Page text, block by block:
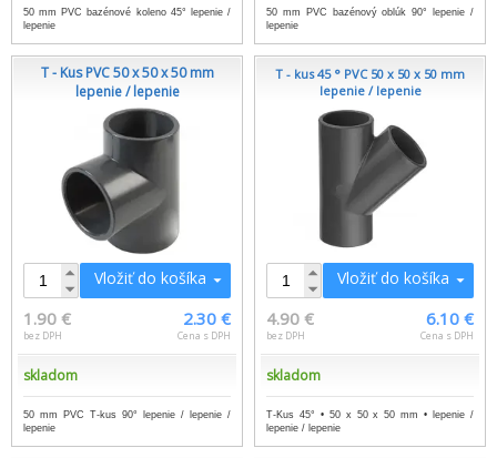
50 mm PVC bazénové koleno 45° lepenie /
lepenie
50 mm PVC bazénový oblúk 90° lepenie /
lepenie
T - Kus PVC 50 x 50 x 50 mm
lepenie / lepenie
Vložiť do košíka
1.90 €
bez DPH
2.30 €
Cena s DPH
skladom
50 mm PVC T-kus 90° lepenie / lepenie /
lepenie
T - kus 45 ° PVC 50 x 50 x 50 mm
lepenie / lepenie
Vložiť do košíka
4.90 €
bez DPH
6.10 €
Cena s DPH
skladom
T-Kus 45° • 50 x 50 x 50 mm • lepenie /
lepenie / lepenie